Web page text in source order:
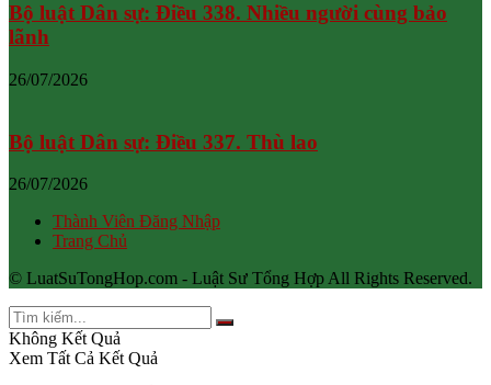
Bộ luật Dân sự: Điều 338. Nhiều người cùng bảo
lãnh
26/07/2026
Bộ luật Dân sự: Điều 337. Thù lao
26/07/2026
Thành Viên Đăng Nhập
Trang Chủ
© LuatSuTongHop.com - Luật Sư Tổng Hợp All Rights Reserved.
Không Kết Quả
Xem Tất Cả Kết Quả